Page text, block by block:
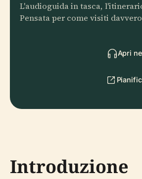
L'audioguida in tasca,
Pensata per come visiti
Apri
Introduzione